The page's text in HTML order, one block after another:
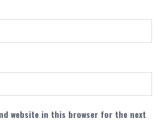
website in this browser for the next